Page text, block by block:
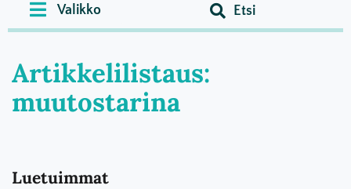
Artikkelilistaus:
muutostarina
Luetuimmat